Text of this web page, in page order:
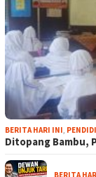
BERITA HARI INI,
Ditopang Bambu,
BERITA